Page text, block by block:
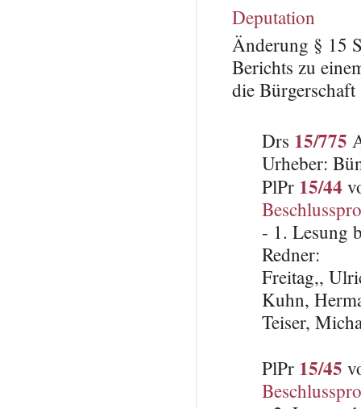
Deputation
Änderung § 15
Berichts zu
die Bürgerschaft
Drs 15/775
Urheber:
PlPr 15/44
- 1. Lesung
Redner:
Freitag,,
Kuhn,
Teiser,
PlPr 15/45